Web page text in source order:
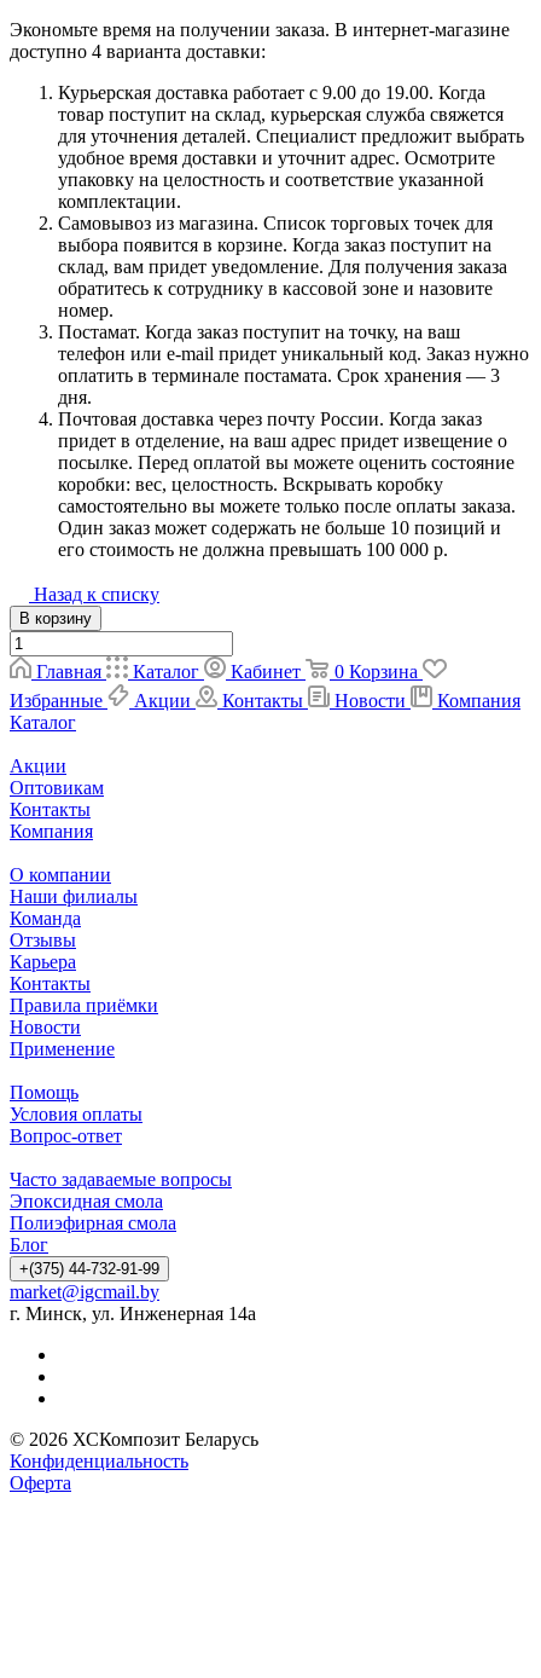
Экономьте время на получении заказа. В интернет-магазине
доступно 4 варианта доставки:
Курьерская доставка работает с 9.00 до 19.00. Когда
товар поступит на склад, курьерская служба свяжется
для уточнения деталей. Специалист предложит выбрать
удобное время доставки и уточнит адрес. Осмотрите
упаковку на целостность и соответствие указанной
комплектации.
Самовывоз из магазина. Список торговых точек для
выбора появится в корзине. Когда заказ поступит на
склад, вам придет уведомление. Для получения заказа
обратитесь к сотруднику в кассовой зоне и назовите
номер.
Постамат. Когда заказ поступит на точку, на ваш
телефон или e-mail придет уникальный код. Заказ нужно
оплатить в терминале постамата. Срок хранения — 3
дня.
Почтовая доставка через почту России. Когда заказ
придет в отделение, на ваш адрес придет извещение о
посылке. Перед оплатой вы можете оценить состояние
коробки: вес, целостность. Вскрывать коробку
самостоятельно вы можете только после оплаты заказа.
Один заказ может содержать не больше 10 позиций и
его стоимость не должна превышать 100 000 р.
Назад к списку
В корзину
Главная Каталог Кабинет 0 Корзина
Избранные
Акции Контакты Новости
Компания
Каталог
Акции
Оптовикам
Контакты
Компания
О компании
Наши филиалы
Команда
Отзывы
Карьера
Контакты
Правила приёмки
Новости
Применение
Помощь
Условия оплаты
Вопрос-ответ
Часто задаваемые вопросы
Эпоксидная смола
Полиэфирная смола
Блог
+(375) 44-732-91-99
market@igcmail.by
г. Минск, ул. Инженерная 14а
© 2026 ХСКомпозит Беларусь
Конфиденциальность
Оферта